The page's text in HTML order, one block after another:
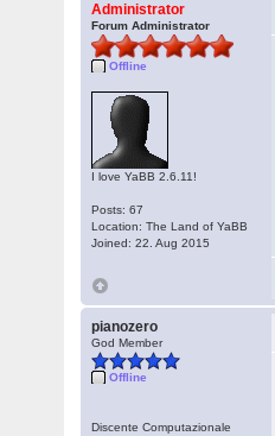
Administrator
Forum Administrator
Offline
I love YaBB 2.6.11!
Posts: 67
Location: The Land of YaBB
Joined: 22. Aug 2015
pianozero
God Member
Offline
Discente Computazionale